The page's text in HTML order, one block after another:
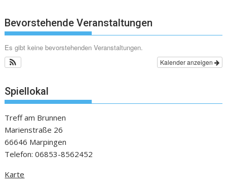
Bevorstehende Veranstaltungen
Es gibt keine bevorstehenden Veranstaltungen.
Kalender anzeigen
Spiellokal
Treff am Brunnen
Marienstraße 26
66646 Marpingen
Telefon: 06853-8562452
Karte